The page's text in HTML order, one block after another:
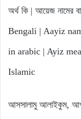
অর্থ কি | আয়েজ নামের
Bengali | Aayiz
in arabic | Ayiz
Islamic
আসসালামু আলাইকুম,